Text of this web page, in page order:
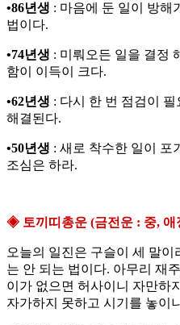
•86년생 : 마음에 둔 일이 방해
법이다.
•74년생 : 미뤄오든 일을 결정
함이 이득이 크다.
•62년생 : 다시 한 번 점검이
해결된다.
•50년생 : 새로 착수한 일이 포
조심은 하라.
◈ 토끼띠총운 (금전운 : 중, 애
오늘의 일진은 구슬이 세 말이
는 안 되는 법이다. 아무리 재
이가 없으면 허사이니 자만하
자가하지 못하고 시기를 놓이